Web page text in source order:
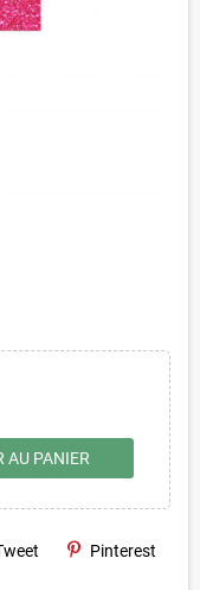
AU PANIER
Pinterest